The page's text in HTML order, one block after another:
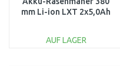
mm Li-ion LXT 2x5,0Ah
AUF LAGER